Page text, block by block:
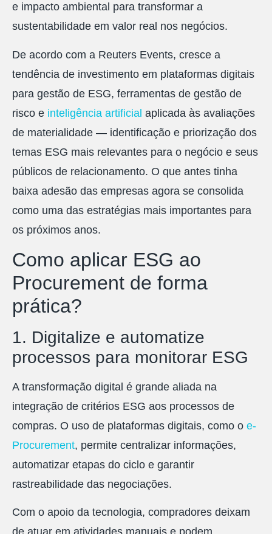
e impacto ambiental para transformar a
sustentabilidade em valor real nos negócios.
De acordo com a Reuters Events, cresce a
tendência de investimento em plataformas digitais
para gestão de ESG, ferramentas de gestão de
risco e inteligência artificial aplicada às avaliações
de materialidade — identificação e priorização dos
temas ESG mais relevantes para o negócio e seus
públicos de relacionamento. O que antes tinha
baixa adesão das empresas agora se consolida
como uma das estratégias mais importantes para
os próximos anos.
Como aplicar ESG ao
Procurement de forma
prática?
1. Digitalize e automatize
processos para monitorar ESG
A transformação digital é grande aliada na
integração de critérios ESG aos processos de
compras. O uso de plataformas digitais, como o e-
Procurement, permite centralizar informações,
automatizar etapas do ciclo e garantir
rastreabilidade das negociações.
Com o apoio da tecnologia, compradores deixam